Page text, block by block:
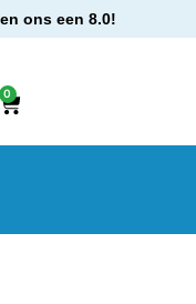
ons een 8.0!
0